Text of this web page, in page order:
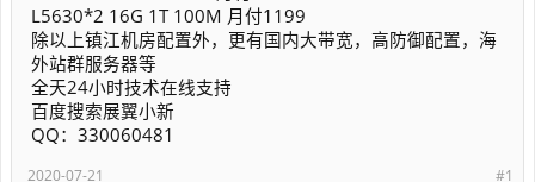
L5630*2 16G 1T 100M 月付1199
除以上镇江机房配置外，更有国内大带宽，高防御配置，海
外站群服务器等
全天24小时技术在线支持
百度搜索展翼小新
QQ：330060481
#1
2020-07-21